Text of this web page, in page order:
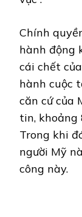
Chính
hành động
cái chết
hành cuộc
căn cứ của
tin, khoảng
Trong khi
người Mỹ
công này.